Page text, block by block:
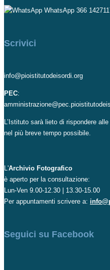
WhatsApp 366
Scrivici
info@pioistitutodeisordi.org
PEC:
L’Istituto sarà lieto di rispondere
nel più breve tempo possibile.
L'Archivio Fotografico
è aperto per la consultazione:
Lun-Ven 9.00-12.30 | 13.30-15.00
Per appuntamenti scrivere a:
Seguici su Facebook